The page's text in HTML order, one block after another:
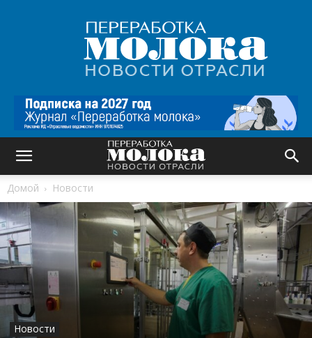
Переработка
молока
|
Новости
Домой Новости
Новости